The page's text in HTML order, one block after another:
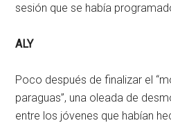
sesión que se había
ALY
Poco después de finalizar el
paraguas”, una oleada de
entre los jóvenes que habían